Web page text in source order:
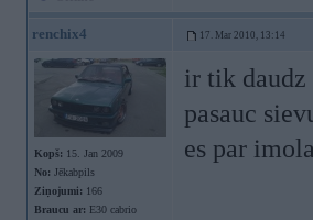
renchix4 17. Mar 2010, 13:14
Kopš: 15. Jan 2009
No: Jēkabpils
Ziņojumi: 166
Braucu ar: E30 cabrio
ir tik daudz
pasauc
es par